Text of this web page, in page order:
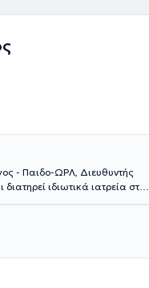
- Παιδο-ΩΡΛ, Διευθυντής
ιδιωτικά ιατρεία στον
του στο
Αθηνών "Ιπποκράτειο". Ακόμα,
και στην χειρουργική παίδων
τις υπηρεσίες του στο